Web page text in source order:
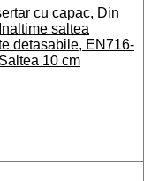
cu capac, Din
saltea
detasabile, EN716-
10 cm